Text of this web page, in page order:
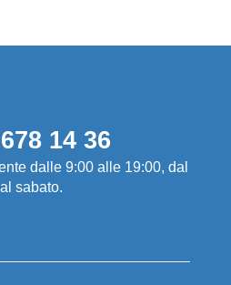
14 36
dalle 9:00 alle 19:00, dal
sabato.